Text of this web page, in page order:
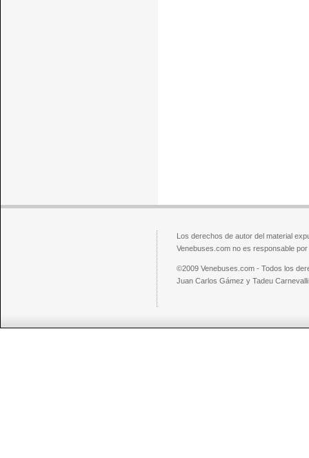
Los derechos de autor del material
Venebuses.com no es responsable
©2009 Venebuses.com - Todos los
Juan Carlos Gámez y Tadeu Carnevalli